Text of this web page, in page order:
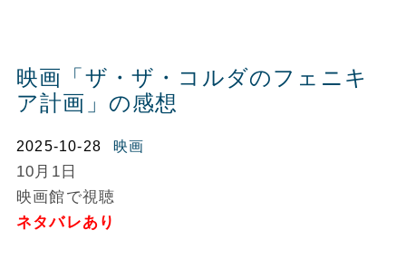
映画「ザ・ザ・コルダのフェニキ
ア計画」の感想
2025-10-28 映画
10月1日
映画館で視聴
ネタバレあり